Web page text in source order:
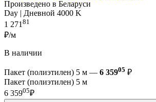
Произведено в Беларуси
Day | Дневной 4000 K
1 271 81
₽/м
В наличии
Пакет (полиэтилен) 5 м — 6 35905 ₽
Пакет (полиэтилен) 5 м
6 35905₽